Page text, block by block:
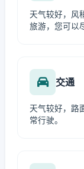
天气较好，风
旅游，您可以
交通
天气较好，路
常行驶。